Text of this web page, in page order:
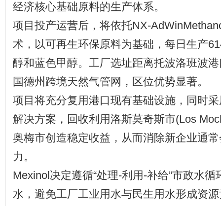
经济核心基础原料的生产体系。
项目投产运营后，将依托NX-
术，以可再生环保原料为基础，每日生产
醇和蓝色甲醇。工厂选址距离托波洛班波
国德州跨境天然气管网，区位优势显著。
项目将充分复用港口现有基础设施，同时
解决方案，回收利用洛斯莫奇斯市(Los
奥梅市创造稳定收益，从而消除新企业通
力。
Mexinol决定遵循“处理-利用-补给”市政水
水，避免工厂工业用水与民生用水形成资